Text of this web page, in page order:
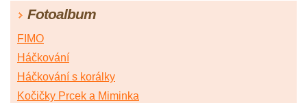
Fotoalbum
FIMO
Háčkování
Háčkování s korálky
Kočičky Prcek a Miminka